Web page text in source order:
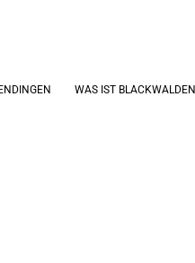
WAS IST BLACKWALDEN